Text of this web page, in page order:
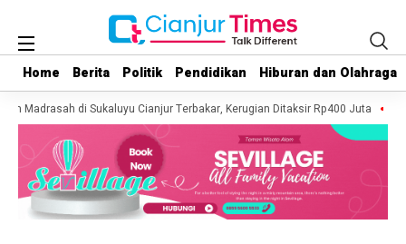
Home Berita Politik Pendidikan Hiburan dan Olahraga
Home Berita Politik Pendidikan Hiburan dan Olahraga
di Sukaluyu Cianjur Terbakar, Kerugian Ditaksir Rp400 Juta